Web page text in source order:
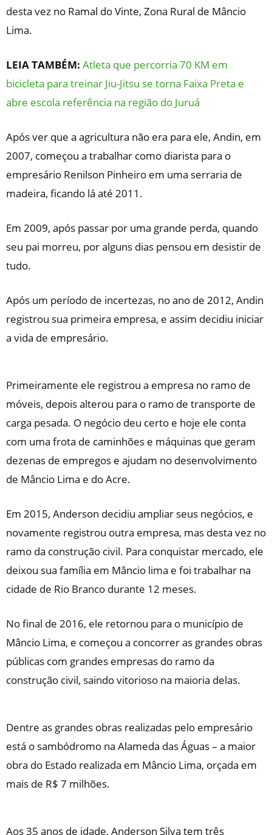
desta vez no Ramal do Vinte, Zona Rural de Mâncio
Lima.
LEIA TAMBÉM: Atleta que percorria 70 KM em
bicicleta para treinar Jiu-Jitsu se torna Faixa Preta e
abre escola referência na região do Juruá
Após ver que a agricultura não era para ele, Andin, em
2007, começou a trabalhar como diarista para o
empresário Renilson Pinheiro em uma serraria de
madeira, ficando lá até 2011.
Em 2009, após passar por uma grande perda, quando
seu pai morreu, por alguns dias pensou em desistir de
tudo.
Após um período de incertezas, no ano de 2012, Andin
registrou sua primeira empresa, e assim decidiu iniciar
a vida de empresário.
Primeiramente ele registrou a empresa no ramo de
móveis, depois alterou para o ramo de transporte de
carga pesada. O negócio deu certo e hoje ele conta
com uma frota de caminhões e máquinas que geram
dezenas de empregos e ajudam no desenvolvimento
de Mâncio Lima e do Acre.
Em 2015, Anderson decidiu ampliar seus negócios, e
novamente registrou outra empresa, mas desta vez no
ramo da construção civil. Para conquistar mercado, ele
deixou sua família em Mâncio lima e foi trabalhar na
cidade de Rio Branco durante 12 meses.
No final de 2016, ele retornou para o município de
Mâncio Lima, e começou a concorrer as grandes obras
públicas com grandes empresas do ramo da
construção civil, saindo vitorioso na maioria delas.
Dentre as grandes obras realizadas pelo empresário
está o sambódromo na Alameda das Águas – a maior
obra do Estado realizada em Mâncio Lima, orçada em
mais de R$ 7 milhões.
Aos 35 anos de idade, Anderson Silva tem três